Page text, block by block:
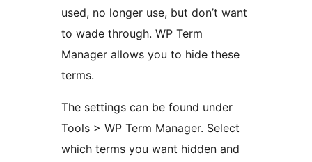
used, no longer use, but don’t want
to wade through. WP Term
Manager allows you to hide these
terms.
The settings can be found under
Tools > WP Term Manager. Select
which terms you want hidden and